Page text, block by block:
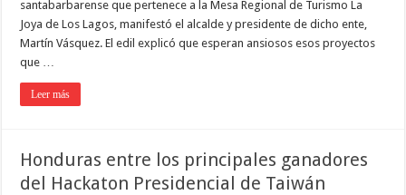
santabarbarense que pertenece a la Mesa Regional de Turismo La
Joya de Los Lagos, manifestó el alcalde y presidente de dicho ente,
Martín Vásquez. El edil explicó que esperan ansiosos esos proyectos
que …
Leer más
Honduras entre los principales ganadores
del Hackaton Presidencial de Taiwán